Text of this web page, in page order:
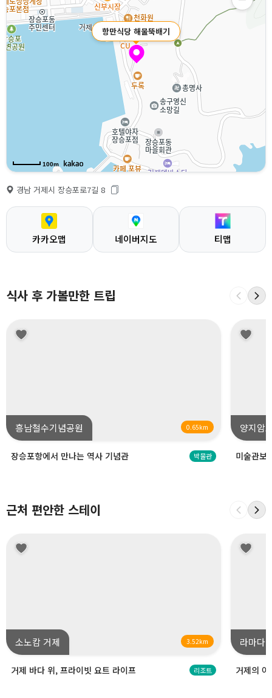
항만식당 해물뚝배기
100m
경남 거제시 장승포로7길 8
카카오맵 네이버지도 티맵
식사 후 가볼만한 트립
흥남철수기념공원 0.65km
장승포항에서 만나는 역사 기념관 박물관
양지암
미술관보
근처 편안한 스테이
소노캄 거제 3.52km
거제 바다 위, 프라이빗 요트 라이프 리조트
라마다
거제의